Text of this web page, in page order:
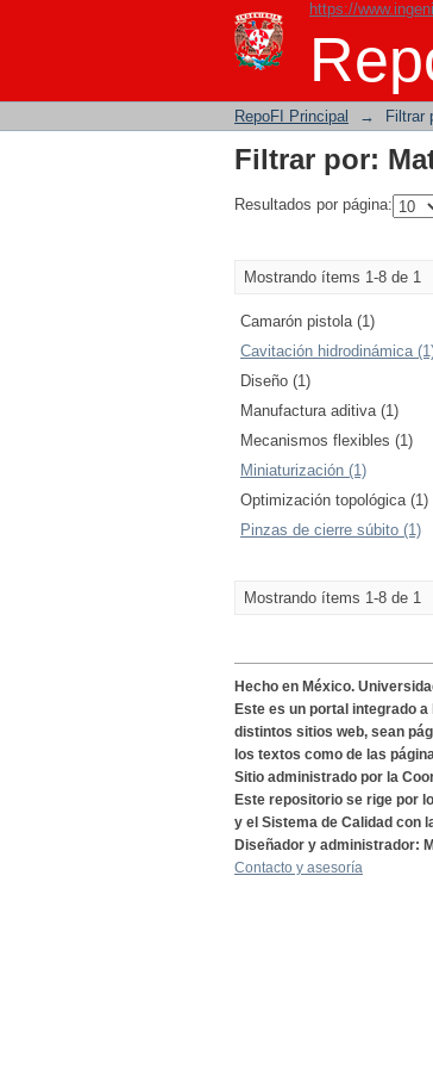
https://
Filtrar por:
RepoFI Principal → Filtrar
Filtrar por:
Resultados por página:
Mostrando ítems 1-8 de 1
Camarón pistola (1)
Cavitación hidrodinámica
Diseño (1)
Manufactura aditiva (1)
Mecanismos flexibles (1)
Miniaturización (1)
Optimización topológica (1)
Pinzas de cierre súbito (1)
Mostrando ítems 1-8 de 1
Hecho en México.
Este es un portal integrado
distintos sitios web, sean
los textos como de las
Sitio administrado por la
Este repositorio se rige por
y el Sistema de Calidad con
Diseñador y administrador:
Contacto y asesoría